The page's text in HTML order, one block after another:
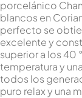
porcelánico
blancos en
perfecto se
excelente y
superior a los 40
temperatura y
todos los
puro relax y una